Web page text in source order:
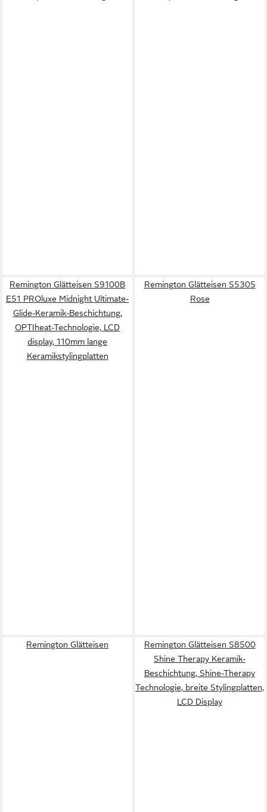
Remington Glätteisen S9100B
E51 PROluxe Midnight Ultimate-
Glide-Keramik-Beschichtung,
OPTIheat-Technologie, LCD
display, 110mm lange
Keramikstylingplatten
Remington Glätteisen S5305
Rose
Remington Glätteisen
Remington Glätteisen S8500
Shine Therapy Keramik-
Beschichtung, Shine-Therapy
Technologie, breite Stylingplatten,
LCD Display